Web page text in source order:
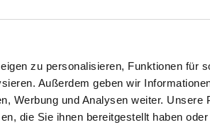
zu personalisieren, Funktionen für
Außerdem geben wir
Werbung und Analysen weiter. Unsere
die Sie ihnen bereitgestellt haben